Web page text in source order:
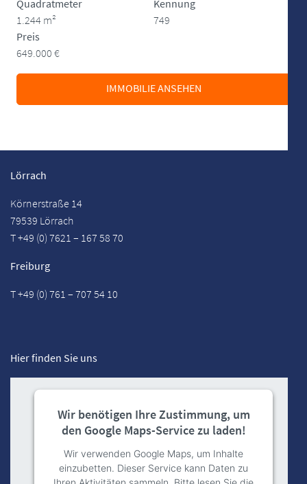
Quadratmeter
1.244 m²
Kennung
749
Preis
649.000 €
IMMOBILIE ANSEHEN
Lörrach
Körnerstraße 14
79539 Lörrach
T +49 (0) 7621 – 167 58 70
Freiburg
T +49 (0) 761 – 707 54 10
Hier finden Sie uns
Wir benötigen Ihre Zustimmung, um
den Google Maps-Service zu laden!
Wir verwenden Google Maps, um Inhalte
einzubetten. Dieser Service kann Daten zu